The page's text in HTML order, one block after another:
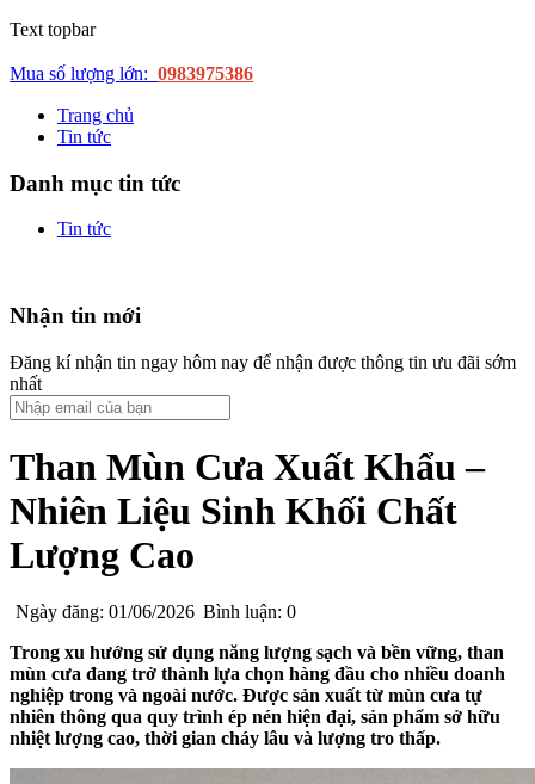
Text topbar
Mua số lượng lớn: 0983975386
Trang chủ
Tin tức
Danh mục tin tức
Tin tức
Nhận tin mới
Đăng kí nhận tin ngay hôm nay để nhận được thông tin ưu đãi sớm
nhất
Than Mùn Cưa Xuất Khẩu –
Nhiên Liệu Sinh Khối Chất
Lượng Cao
Ngày đăng: 01/06/2026 Bình luận: 0
Trong xu hướng sử dụng năng lượng sạch và bền vững, than
mùn cưa đang trở thành lựa chọn hàng đầu cho nhiều doanh
nghiệp trong và ngoài nước. Được sản xuất từ mùn cưa tự
nhiên thông qua quy trình ép nén hiện đại, sản phẩm sở hữu
nhiệt lượng cao, thời gian cháy lâu và lượng tro thấp.